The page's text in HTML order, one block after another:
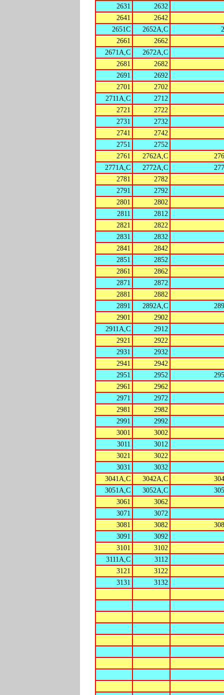
2631
2632
2641
2642
2651C
2652A,C
2661
2662
2671A,C
2672A,C
2681
2682
2691
2692
2701
2702
2711A,C
2712
2721
2722
2731
2732
2741
2742
2751
2752
2761
2762A,C
2771A,C
2772A,C
2781
2782
2791
2792
2801
2802
2811
2812
2821
2822
2831
2832
2841
2842
2851
2852
2861
2862
2871
2872
2881
2882
2891
2892A,C
2901
2902
2911A,C
2912
2921
2922
2931
2932
2941
2942
2951
2952
2961
2962
2971
2972
2981
2982
2991
2992
3001
3002
3011
3012
3021
3022
3031
3032
3041A,C
3042A,C
3051A,C
3052A,C
3061
3062
3071
3072
3081
3082
3091
3092
3101
3102
3111A,C
3112
3121
3122
3131
3132